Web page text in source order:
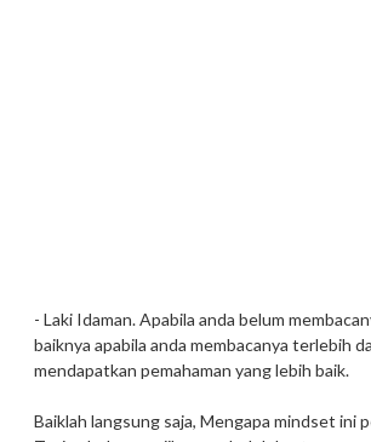
- Laki Idaman. Apabila anda belum
baiknya apabila anda membacanya terlebih
mendapatkan pemahaman yang lebih baik.
Baiklah langsung saja, Mengapa mindset ini